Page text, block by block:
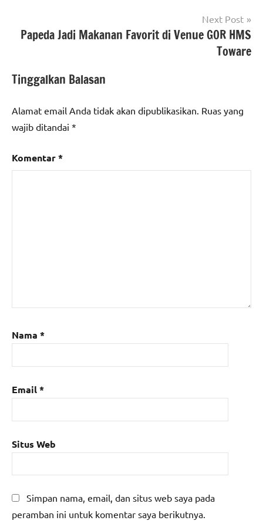
Next Post
Papeda Jadi Makanan Favorit di Venue GOR HMS
Toware
Tinggalkan Balasan
Alamat email Anda tidak akan dipublikasikan. Ruas yang
wajib ditandai *
Komentar*
Nama *
Email*
Situs Web
Simpan nama, email, dan situs web saya pada
peramban ini untuk komentar saya berikutnya.